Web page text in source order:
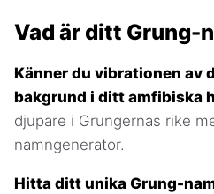
Vad är ditt Grung-
Känner du vibrationen av
bakgrund i ditt amfibiska
djupare i Grungernas rike
namngenerator.
Hitta ditt unika Grung-